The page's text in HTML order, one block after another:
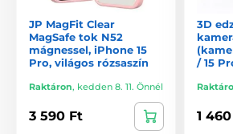
JP MagFit Clear
MagSafe tok N52
mágnessel, iPhone 15
Pro, világos rózsaszín
Raktáron, kedden 8. 11. Önnél
3 590 Ft
3D
/ 15
1